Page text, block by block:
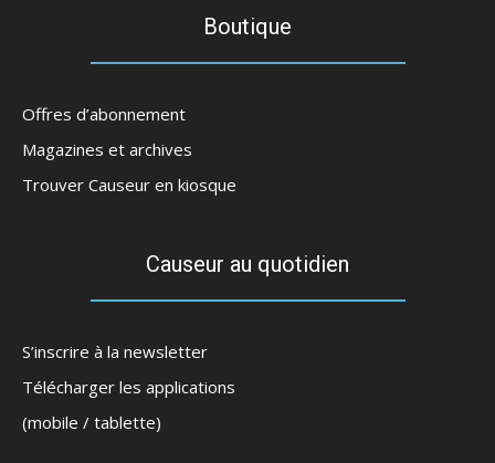
Boutique
Offres d’abonnement
Magazines et archives
Trouver Causeur en kiosque
Causeur au quotidien
S’inscrire à la newsletter
Télécharger les applications
(mobile / tablette)